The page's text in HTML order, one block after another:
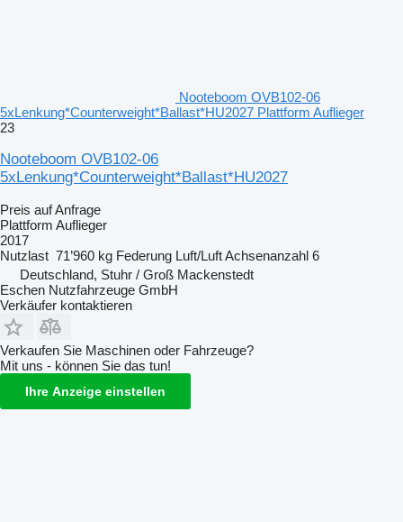
Nooteboom OVB102-06
5xLenkung*Counterweight*Ballast*HU2027 Plattform Auflieger
23
Nooteboom OVB102-06
5xLenkung*Counterweight*Ballast*HU2027
Preis auf Anfrage
Plattform Auflieger
2017
Nutzlast 71’960 kg Federung Luft/LuftAchsenanzahl 6
Deutschland, Stuhr / Groß Mackenstedt
Eschen Nutzfahrzeuge GmbH
Verkäufer kontaktieren
Verkaufen Sie Maschinen oder Fahrzeuge?
Mit uns - können Sie das tun!
Ihre Anzeige einstellen